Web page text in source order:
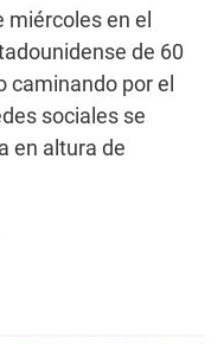
miércoles en el
de 60
caminando por el
sociales se
en altura de